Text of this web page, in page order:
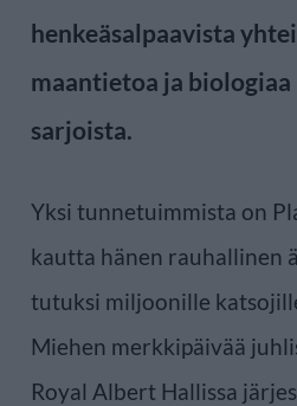
henkeäsalpaavista
maantietoa ja
sarjoista.
Yksi tunnetuimmista on
kautta hänen rauhallinen
tutuksi miljoonille
Miehen merkkipäivää
Royal Albert Hallissa